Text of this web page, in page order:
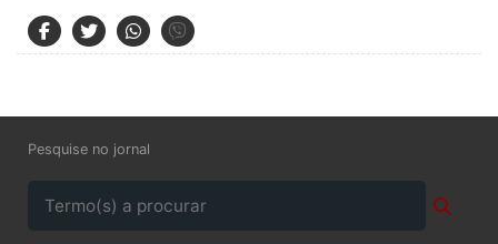
Pesquise no jornal